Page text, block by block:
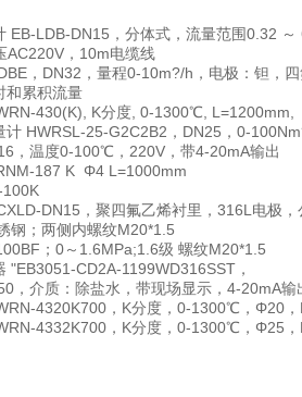
EB-LDB-DN15，分体式，流量范围0.32
AC220V，10m电缆线
，DN32，量程0-10m?/h，电极：钽，
和累积流量
430(K), K分度, 0-1300℃, L=1200mm,
计 HWRSL-25-G2C2B2，DN25，0-
，温度0-100℃，220V，带4-20mA输出
187 K Φ4 L=1000mm
100K
DN15，聚四氟乙烯衬里，316L电极
钢；两侧内螺纹M20*1.5
；0～1.6MPa;1.6级 螺纹M20*1.5
"EB3051-CD2A-1199WD316SST，
，介质：除盐水，带现场显示，4-20mA
4320K700，K分度，0-1300℃，Φ20
4332K700，K分度，0-1300℃，Φ25